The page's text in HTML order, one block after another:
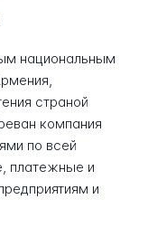
национальным
страной
компания
по всей
платежные и
и